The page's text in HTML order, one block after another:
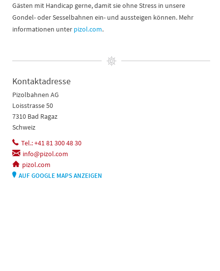
Gästen mit Handicap gerne, damit sie ohne Stress in unsere
Gondel- oder Sesselbahnen ein- und aussteigen können. Mehr
informationen unter pizol.com.
Kontaktadresse
Pizolbahnen AG
Loisstrasse 50
7310 Bad Ragaz
Schweiz
Tel.: +41 81 300 48 30
info@pizol.com
pizol.com
AUF GOOGLE MAPS ANZEIGEN